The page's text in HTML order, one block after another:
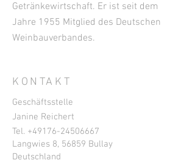
Getränkewirtschaft. Er ist seit dem
Jahre 1955 Mitglied des Deutschen
Weinbauverbandes.
KONTAKT
Geschäftsstelle
Janine Reichert
Tel. +49176-24506667
Langwies 8, 56859 Bullay
Deutschland